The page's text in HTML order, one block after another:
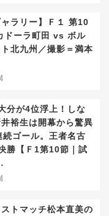
ャラリー】Ｆ１ 第10
ドーラ町田 vs ボル
北九州／撮影＝満本
分が4位浮上！しな
裕生は開幕から驚異
続ゴール。王者名古
勝【Ｆ1第10節｜試
トマッチ松本直美の